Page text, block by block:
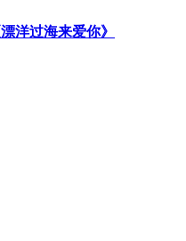
洋过海来爱你》